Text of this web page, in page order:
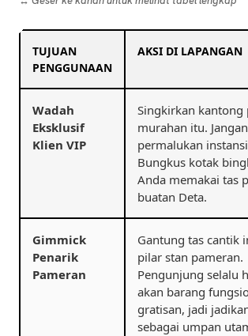
TUJUAN
PENGGUNAAN
AKSI DI LAPANGAN
Wadah
Eksklusif
Klien VIP
Singkirkan kantong
murahan itu. Jangan
permalukan
Bungkus kotak
Anda memakai tas
buatan Deta.
Gimmick
Penarik
Pameran
Gantung tas cantik
pilar stan pameran.
Pengunjung selalu
akan barang
gratisan, jadi
sebagai umpan